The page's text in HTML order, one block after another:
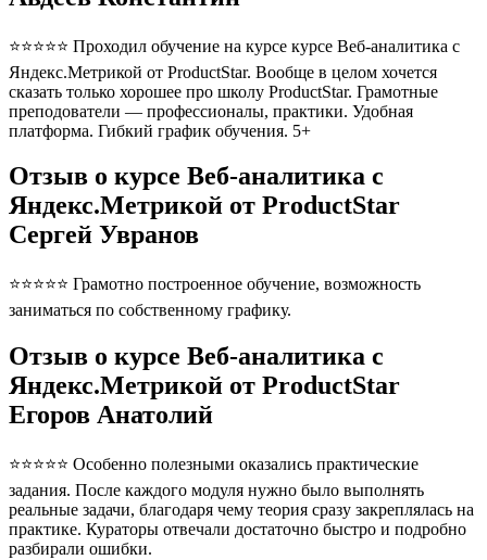
⭐⭐⭐⭐⭐ Проходил обучение на курсе курсе Веб-аналитика с
Яндекс.Метрикой от ProductStar. Вообще в целом хочется
сказать только хорошее про школу ProductStar. Грамотные
преподователи — профессионалы, практики. Удобная
платформа. Гибкий график обучения. 5+
Отзыв о курсе Веб-аналитика с
Яндекс.Метрикой от ProductStar
Сергей Увранов
⭐⭐⭐⭐⭐ Грамотно построенное обучение, возможность
заниматься по собственному графику.
Отзыв о курсе Веб-аналитика с
Яндекс.Метрикой от ProductStar
Егоров Анатолий
⭐⭐⭐⭐⭐ Особенно полезными оказались практические
задания. После каждого модуля нужно было выполнять
реальные задачи, благодаря чему теория сразу закреплялась на
практике. Кураторы отвечали достаточно быстро и подробно
разбирали ошибки.